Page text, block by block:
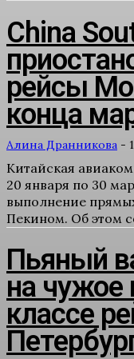
China
рейсы
конца
Алина Дранникова -
Китайская
20 января по 30
выполнение
Пекином. Об этом
Пьяный
на чужое
классе